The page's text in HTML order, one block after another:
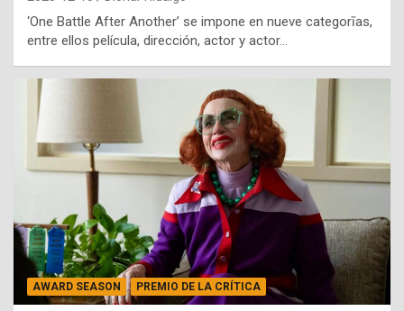
‘One Battle After Another’ se impone en nueve categorīas,
entre ellos película, dirección, actor y actor…
AWARD SEASON PREMIO DE LA CRÍTICA